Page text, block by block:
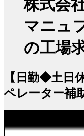
株式会
マニュ
の工場
【日勤◆土日
ペレーター補